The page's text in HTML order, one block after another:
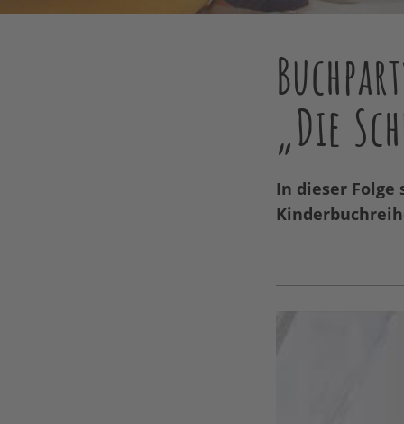
„Die
In dieser